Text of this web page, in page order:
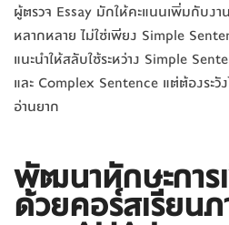
ผู้ตรวจ Essay มักให้คะแนนเพิ่มกับงา
หลากหลาย ไม่ใช่เพียง Simple
แนะนำให้สลับใช้ระหว่าง Simple
และ Complex Sentence แต่ต้องระวั
อ่านยาก
พัฒนาทักษะการ
ด้วยคอร์สเรียน